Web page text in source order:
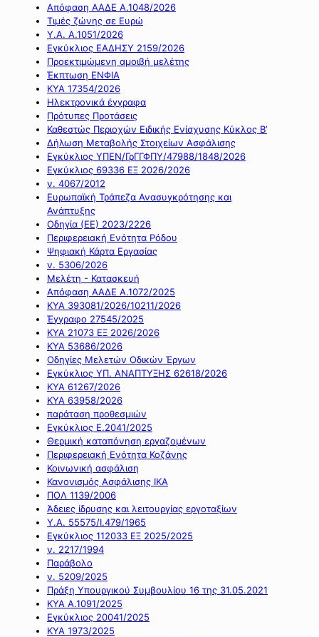
Απόφαση ΑΑΔΕ Α.1048/2026
Τιμές ζώνης σε Ευρώ
Υ.Α. Α.1051/2026
Εγκύκλιος ΕΑΔΗΣΥ 2159/2026
Προεκτιμώμενη αμοιβή μελέτης
Έκπτωση ΕΝΦΙΑ
ΚΥΑ 17354/2026
Ηλεκτρονικά έγγραφα
Πρότυπες Προτάσεις
Καθεστώς Περιοχών Ειδικής Ενίσχυσης Κύκλος Β’
Δήλωση Μεταβολής Στοιχείων Ασφάλισης
Εγκύκλιος ΥΠΕΝ/ΓρΓΓΦΠΥ/47988/1848/2026
Εγκύκλιος 69336 ΕΞ 2026/2026
ν. 4067/2012
Ευρωπαϊκή Τράπεζα Ανασυγκρότησης και
Ανάπτυξης
Οδηγία (ΕΕ) 2023/2226
Περιφερειακή Ενότητα Ρόδου
Ψηφιακή Κάρτα Εργασίας
ν. 5306/2026
Μελέτη - Κατασκευή
Απόφαση ΑΑΔΕ Α.1072/2025
ΚΥΑ 393081/2026/10211/2026
Έγγραφο 27545/2025
ΚΥΑ 21073 ΕΞ 2026/2026
ΚΥΑ 53686/2026
Οδηγίες Μελετών Οδικών Έργων
Εγκύκλιος ΥΠ. ΑΝΑΠΤΥΞΗΣ 62618/2026
ΚΥΑ 61267/2026
ΚΥΑ 63958/2026
παράταση προθεσμιών
Εγκύκλιος Ε.2041/2025
Θερμική καταπόνηση εργαζομένων
Περιφερειακή Ενότητα Κοζάνης
Κοινωνική ασφάλιση
Κανονισμός Ασφάλισης ΙΚΑ
ΠΟΛ 1139/2006
Άδειες ίδρυσης και λειτουργίας εργοταξίων
Υ.Α. 55575/Ι.479/1965
Εγκύκλιος 112033 ΕΞ 2025/2025
ν. 2217/1994
Παράβολο
ν. 5209/2025
Πράξη Υπουργικού Συμβουλίου 16 της 31.05.2021
ΚΥΑ Α.1091/2025
Εγκύκλιος 20041/2025
ΚΥΑ 1973/2025